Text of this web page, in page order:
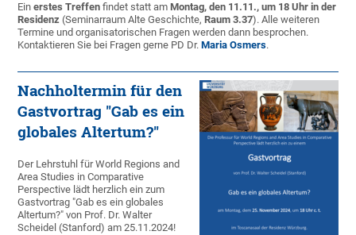
Einerstes Treffen findet statt amMontag, den 11.11., um 18 Uhr in der
Residenz (Seminarraum Alte Geschichte,Raum 3.37). Alle weiteren
Termine und organisatorischen Fragen werden dann besprochen.
Kontaktieren Sie bei Fragen gerne PD Dr.Maria Osmers.
Nachholtermin für den
Gastvortrag "Gab es ein
globales Altertum?"
Der Lehrstuhl für World Regions and
Area Studies in Comparative
Perspective lädt herzlich ein zum
Gastvortrag "Gab es ein globales
Altertum?" von Prof. Dr. Walter
Scheidel (Stanford) am 25.11.2024!